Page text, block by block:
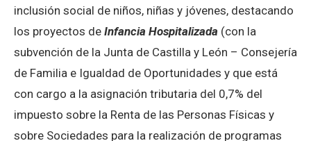
inclusión social de niños, niñas y jóvenes, destacando
los proyectos de Infancia Hospitalizada (con la
subvención de la Junta de Castilla y León – Consejería
de Familia e Igualdad de Oportunidades y que está
con cargo a la asignación tributaria del 0,7% del
impuesto sobre la Renta de las Personas Físicas y
sobre Sociedades para la realización de programas